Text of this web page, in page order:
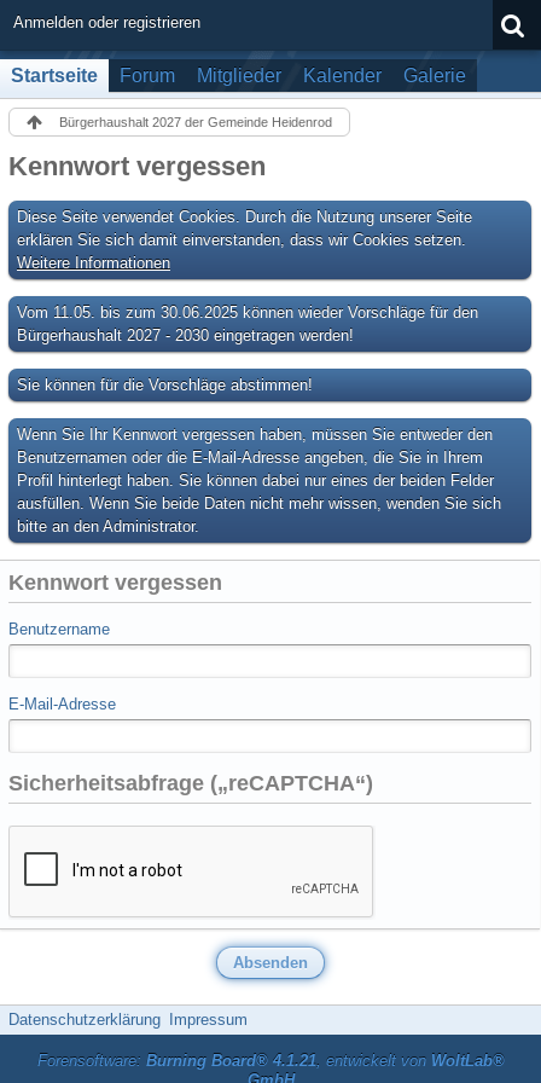
Anmelden oder registrieren
Startseite Forum Mitglieder Kalender Galerie
Bürgerhaushalt 2027 der Gemeinde Heidenrod
Kennwort vergessen
Diese Seite verwendet Cookies. Durch die Nutzung unserer Seite
erklären Sie sich damit einverstanden, dass wir Cookies setzen.
Weitere Informationen
Vom 11.05. bis zum 30.06.2025 können wieder Vorschläge für den
Bürgerhaushalt 2027 - 2030 eingetragen werden!
Sie können für die Vorschläge abstimmen!
Wenn Sie Ihr Kennwort vergessen haben, müssen Sie entweder den
Benutzernamen oder die E-Mail-Adresse angeben, die Sie in Ihrem
Profil hinterlegt haben. Sie können dabei nur eines der beiden Felder
ausfüllen. Wenn Sie beide Daten nicht mehr wissen, wenden Sie sich
bitte an den Administrator.
Kennwort vergessen
Benutzername
E-Mail-Adresse
Sicherheitsabfrage („reCAPTCHA“)
Datenschutzerklärung Impressum
Forensoftware: Burning Board® 4.1.21, entwickelt von WoltLab®